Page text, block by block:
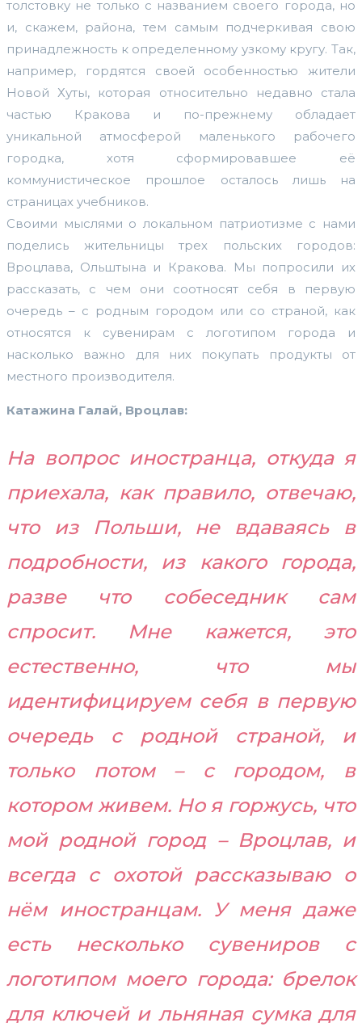
толстовку не только с названием своего города, но
и, скажем, района, тем самым подчеркивая свою
принадлежность к определенному узкому кругу. Так,
например, гордятся своей особенностью жители
Новой Хуты, которая относительно недавно стала
частью Кракова и по-прежнему обладает
уникальной атмосферой маленького рабочего
городка, хотя сформировавшее её
коммунистическое прошлое осталось лишь на
страницах учебников.
Своими мыслями о локальном патриотизме с нами
поделись жительницы трех польских городов:
Вроцлава, Ольштына и Кракова. Мы попросили их
рассказать, с чем они соотносят себя в первую
очередь – с родным городом или со страной, как
относятся к сувенирам с логотипом города и
насколько важно для них покупать продукты от
местного производителя.
Катажина Галай, Вроцлав:
На вопрос иностранца, откуда я
приехала, как правило, отвечаю,
что из Польши, не вдаваясь в
подробности, из какого города,
разве что собеседник сам
спросит. Мне кажется, это
естественно, что мы
идентифицируем себя в первую
очередь с родной страной, и
только потом – с городом, в
котором живем. Но я горжусь, что
мой родной город – Вроцлав, и
всегда с охотой рассказываю о
нём иностранцам. У меня даже
есть несколько сувениров с
логотипом моего города: брелок
для ключей и льняная сумка для